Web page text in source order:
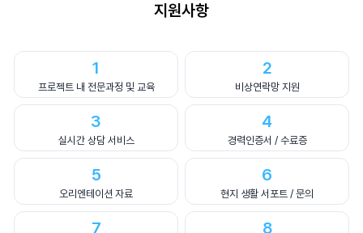
지원사항
1
프로젝트 내 전문과정 및 교육
2
비상연락망 지원
3
실시간 상담 서비스
4
경력인증서 / 수료증
5
오리엔테이션 자료
6
현지 생활 서포트 / 문의
7 8